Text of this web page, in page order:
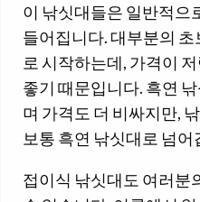
이 낚싯대들은 일반적으
들어집니다. 대부분의
로 시작하는데, 가격이
좋기 때문입니다. 흑연
며 가격도 더 비싸지만,
보통 흑연 낚싯대로 넘어
접이식 낚싯대도 여러분